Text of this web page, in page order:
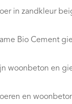
in zandkleur
Bio Cement
woonbeton en
en